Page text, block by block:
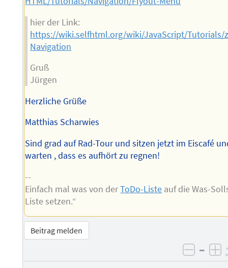
hier der Link:
https://wiki.selfhtml.org/wiki/JavaScript/Tutorials/
Navigation
Gruß
Jürgen
Herzliche Grüße
Matthias Scharwies
Sind grad auf Rad-Tour und sitzen jetzt im Eiscafé
warten , dass es aufhört zu regnen!
--
Einfach mal was von derToDo-Liste auf die Was-
Liste setzen.“
Beitrag melden
–